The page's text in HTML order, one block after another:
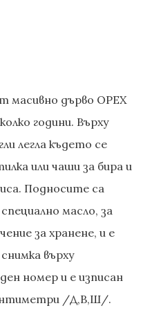
масивно дърво ОРЕХ
години. Върху
легла където се
или чаши за бира и
Подносите са
масло, за
за хранене, и е
върху
номер и е изписан
/Д,В,Ш/.